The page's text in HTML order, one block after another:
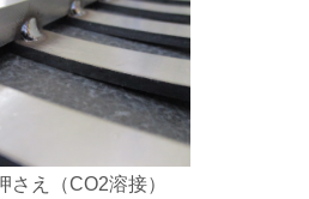
さえ（CO2溶接）